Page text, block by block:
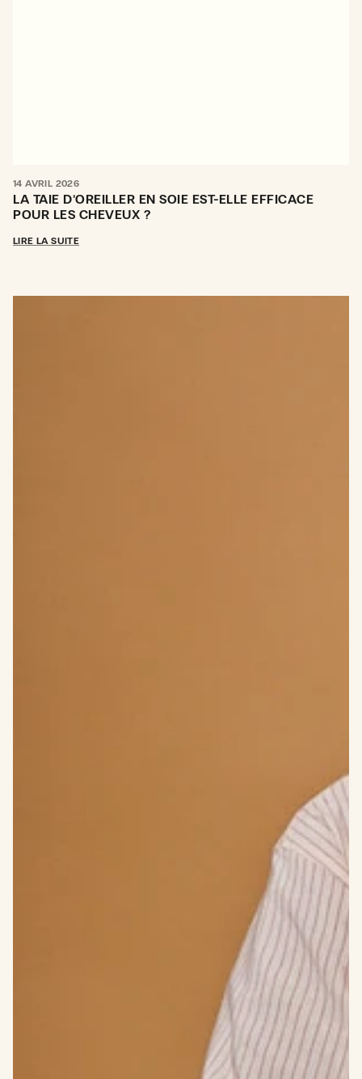
14 AVRIL 2026
LA TAIE D’OREILLER EN SOIE EST-ELLE EFFICACE
POUR LES CHEVEUX ?
LIRE LA SUITE